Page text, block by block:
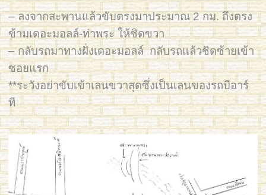
– ลงจากสะพานแล้วขับตรงมาประมาณ 2 กม. ถึงตรง
ข้ามเดอะมอลล์-ท่าพระ ให้ชิดขวา
– กลับรถมาทางฝั่งเดอะมอลล์ กลับรถแล้วชิดซ้ายเข้า
ซอยแรก
**ระวังอย่าขับเข้าเลนขวาสุดซึ่งเป็นเลนของรถบีอาร์
ที